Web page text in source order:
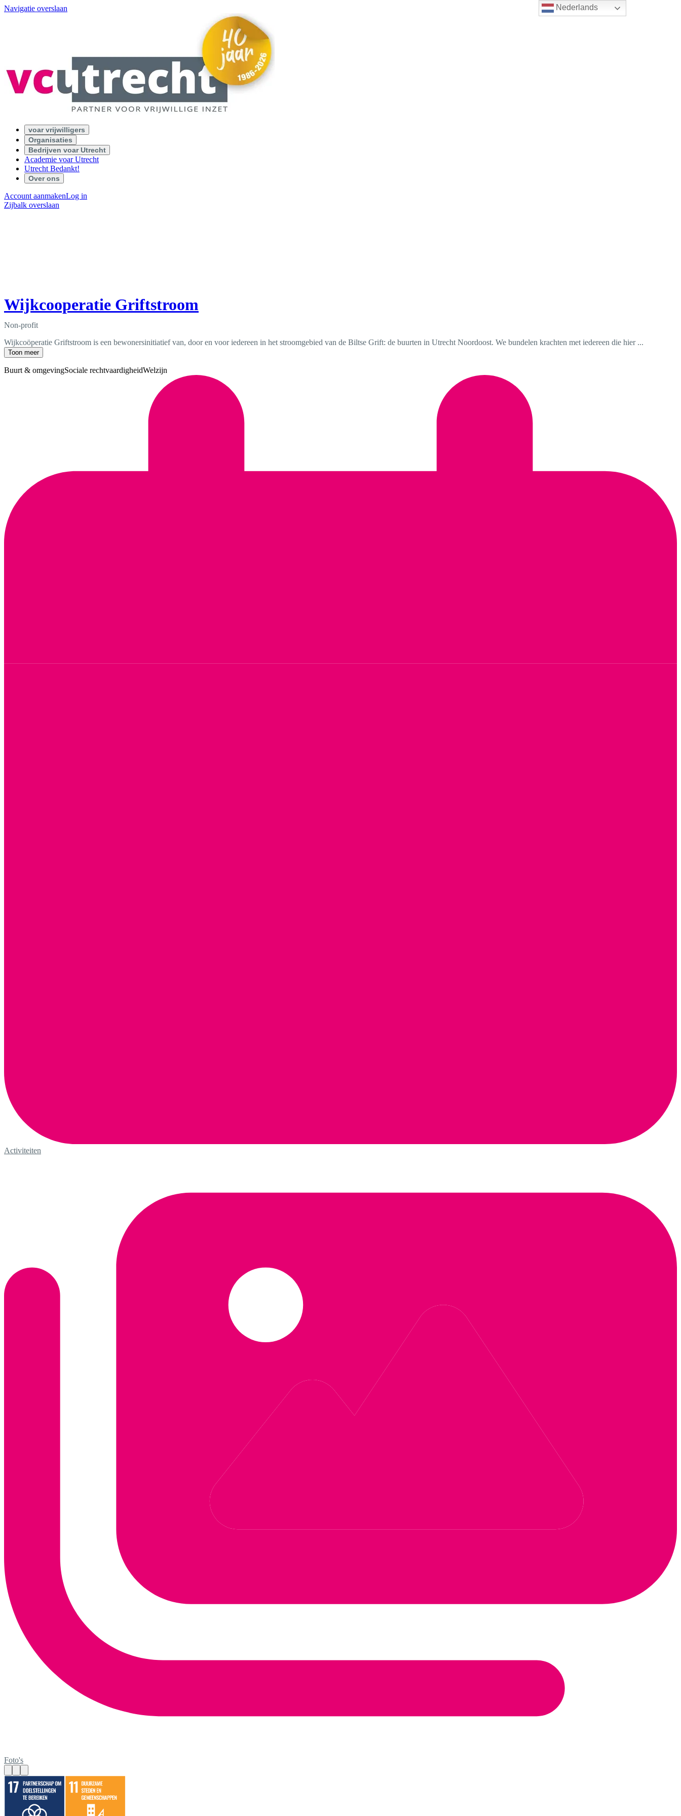
Nederlands
Navigatie overslaan
voar vrijwilligers
Organisaties
Bedrijven voar Utrecht
Academie voar Utrecht
Utrecht Bedankt!
Over ons
Account aanmakenLog in
Zijbalk overslaan
Wijkcooperatie Griftstroom
Non-profit
Wijkcoöperatie Griftstroom is een bewonersinitiatief van, door en voor iedereen in het stroomgebied van de Biltse Grift: de buurten in Utrecht Noordoost. We bundelen krachten met iedereen die hier ...
Toon meer
Buurt & omgevingSociale rechtvaardigheidWelzijn
Activiteiten
Foto's